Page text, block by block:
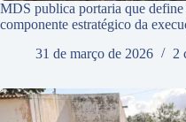
MDS publica portaria que
componente estratégico da
31 de março de 2026
2